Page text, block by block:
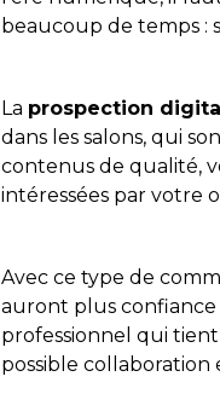
beaucoup de temps :
La prospection
dans les salons, qui
contenus de qualité,
intéressées par votre
Avec ce type de
auront plus
professionnel qui
possible collaboration